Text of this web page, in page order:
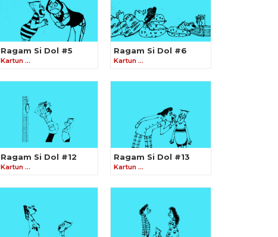
Ragam Si Dol #5
Kartun …
Ragam Si Dol #6
Kartun …
Ragam Si Dol #12
Kartun …
Ragam Si Dol #13
Kartun …